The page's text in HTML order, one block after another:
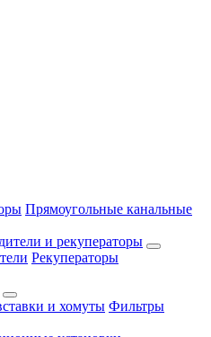
Прямоугольные канальные
и рекуператоры
Рекуператоры
и хомуты Фильтры